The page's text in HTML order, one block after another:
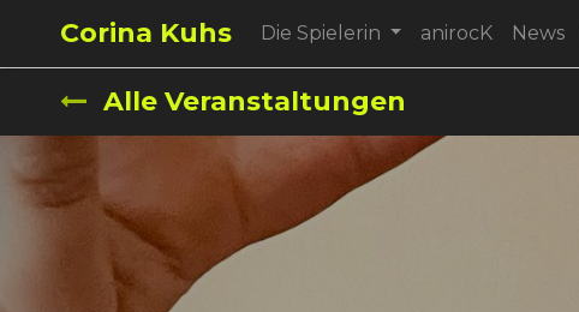
Corina Kuhs Die Spielerin anirocK News
Alle Veranstaltungen